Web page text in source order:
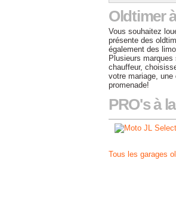
Oldtimer
Vous souhaitez
présente des
également des
Plusieurs
chauffeur,
votre mariage,
promenade!
PRO's à
Tous les garages